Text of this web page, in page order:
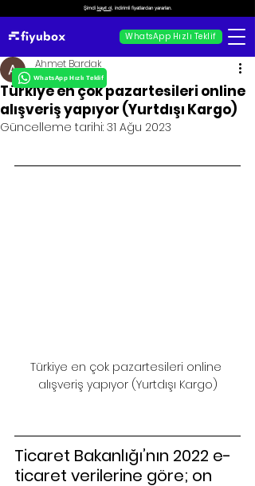
Şimdi kayıt ol, indirimli fiyatlardan yararlan.
WhatsApp Hızlı Teklif
Türkiye en çok pazartesileri online
alışveriş yapıyor (Yurtdışı Kargo)
Ahmet Bardak
Güncelleme tarihi: 31 Ağu 2023
Türkiye en çok pazartesileri online
alışveriş yapıyor (Yurtdışı Kargo)
Ticaret Bakanlığı’nın 2022 e-
ticaret verilerine göre; on
WhatsApp Hızlı Teklif